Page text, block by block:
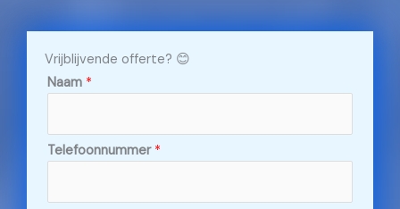
Vrijblijvende offerte? 😊
Naam *
Telefoonnummer *